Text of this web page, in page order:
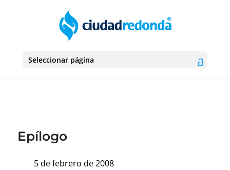
Seleccionar página
Epílogo
5 de febrero de 2008